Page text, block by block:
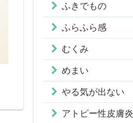
ふきでもの
ふらふら感
むくみ
めまい
やる気が出ない
アトピー性皮膚炎